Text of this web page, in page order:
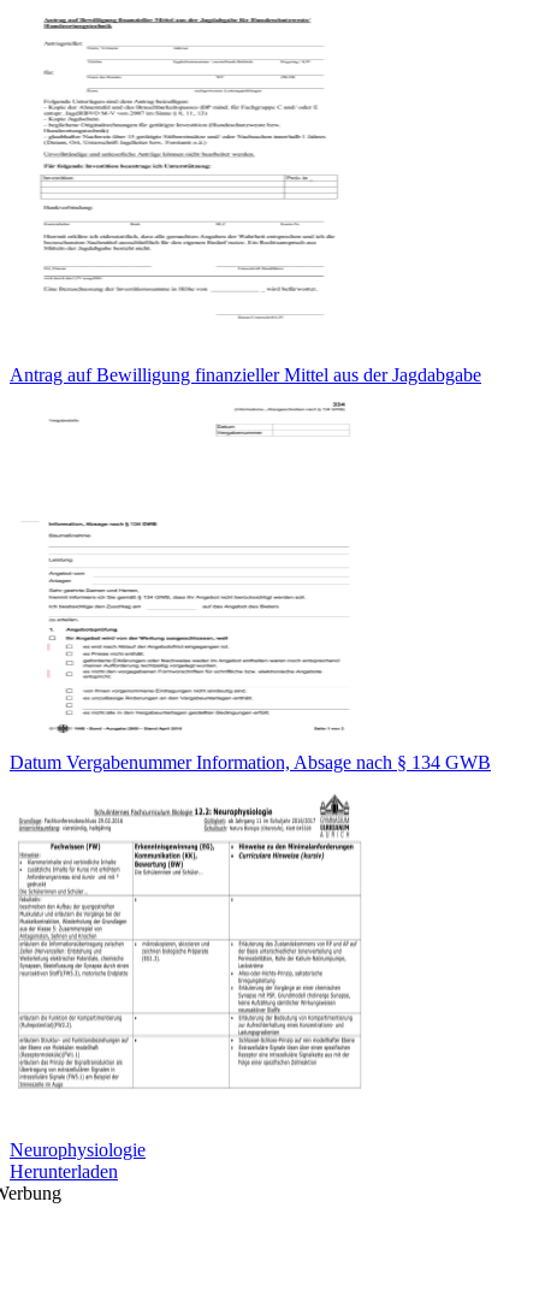
Antrag auf Bewilligung finanzieller Mittel aus der Jagdabgabe
Datum Vergabenummer Information, Absage nach § 134 GWB
Neurophysiologie
Herunterladen